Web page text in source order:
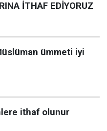
İTHAF EDİYORUZ
ümmeti iyi
ithaf olunur